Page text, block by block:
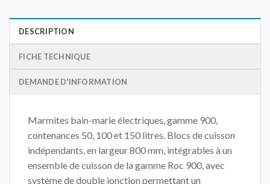
DESCRIPTION
FICHE TECHNIQUE
DEMANDE D'INFORMATION
Marmites bain-marie électriques, gamme 900,
contenances 50, 100 et 150 litres. Blocs de cuisson
indépendants, en largeur 800 mm, intégrables à un
ensemble de cuisson de la gamme Roc 900, avec
système de double jonction permettant un